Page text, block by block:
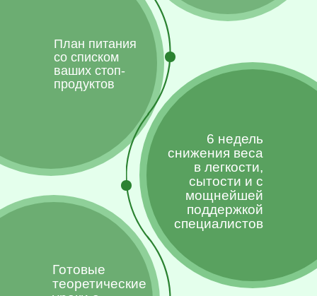
Готовые
теоретические
6 недель
снижения веса
в легкости,
сытости и с
мощнейшей
поддержкой
специалистов
План питания
со списком
ваших стоп-
продуктов